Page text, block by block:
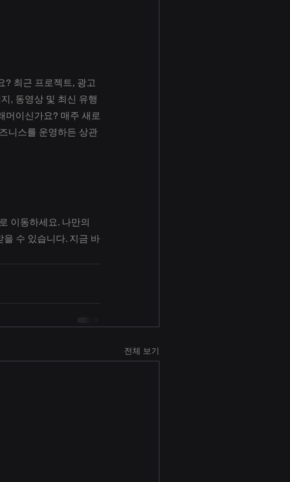
? 최근 프로젝트, 광고
, 동영상 및 최신 유행
머이신가요? 매주 새로
니스를 운영하든 상관
이동하세요. 나만의
수 있습니다. 지금 바
전체 보기